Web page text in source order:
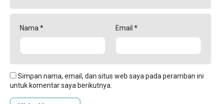
Nama * Email *
Simpan nama, email, dan situs web saya pada peramban ini
untuk komentar saya berikutnya.